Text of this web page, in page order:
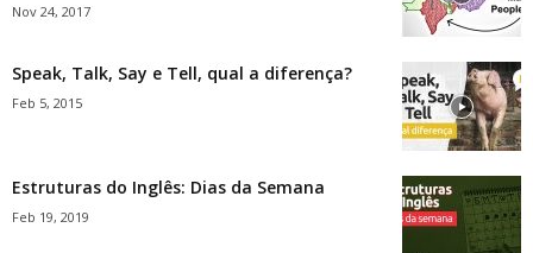
Nov 24, 2017
Speak, Talk, Say e Tell, qual a diferença?
Feb 5, 2015
Estruturas do Inglês: Dias da Semana
Feb 19, 2019